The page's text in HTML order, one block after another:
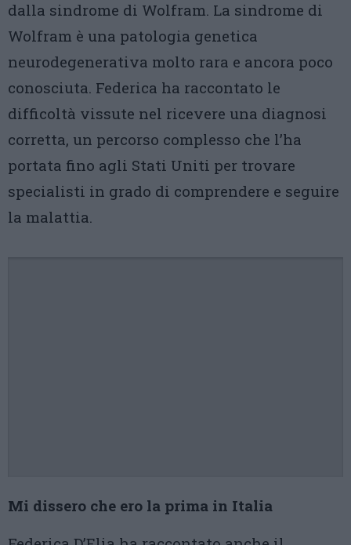
dalla sindrome di Wolfram. La sindrome di
Wolfram è una patologia genetica
neurodegenerativa molto rara e ancora poco
conosciuta. Federica ha raccontato le
difficoltà vissute nel ricevere una diagnosi
corretta, un percorso complesso che l’ha
portata fino agli Stati Uniti per trovare
specialisti in grado di comprendere e seguire
la malattia.
Mi dissero che ero la prima in Italia